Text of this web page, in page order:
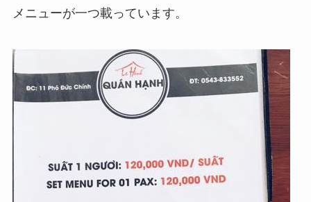
メニューが一つ載っています。